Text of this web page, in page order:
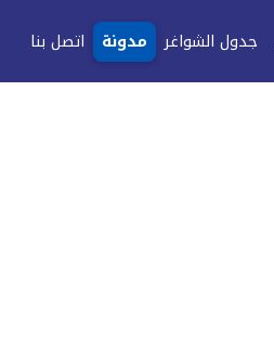
جدول الشواغر مدونة اتصل بنا